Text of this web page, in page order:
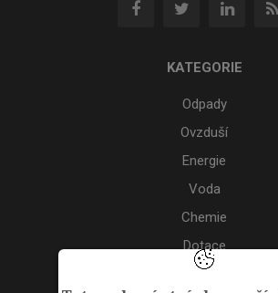
KATEGORIE
Odpady
Ovzduší
Energie
Voda
Chemie
Dotace
Akce